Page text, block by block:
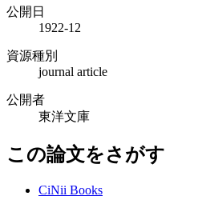
公開日
1922-12
資源種別
journal article
公開者
東洋文庫
この論文をさがす
CiNii Books